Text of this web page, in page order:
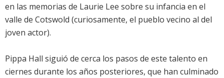
en las memorias de Laurie Lee sobre su infancia en el
valle de Cotswold (curiosamente, el pueblo vecino al del
joven actor).
Pippa Hall siguió de cerca los pasos de este talento en
ciernes durante los años posteriores, que han culminado